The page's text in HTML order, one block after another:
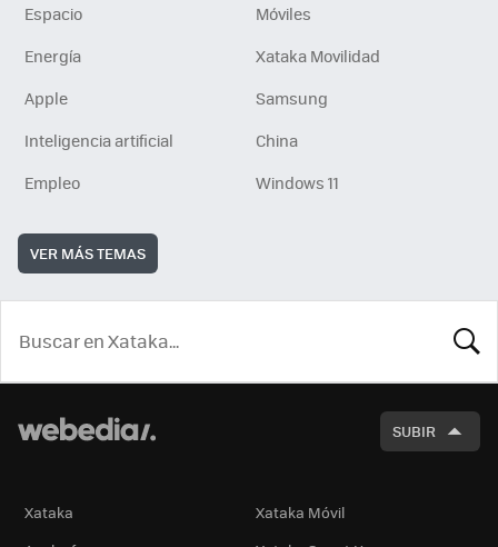
Espacio
Móviles
Energía
Xataka Movilidad
Apple
Samsung
Inteligencia artificial
China
Empleo
Windows 11
VER MÁS TEMAS
SUBIR
Xataka
Xataka Móvil